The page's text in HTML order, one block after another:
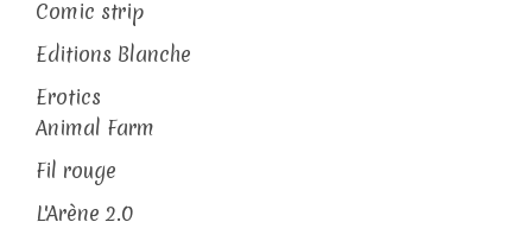
Comic strip
Editions Blanche
Erotics
Animal Farm
Fil rouge
L'Arène 2.0